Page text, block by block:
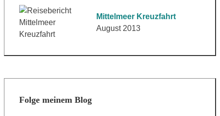
Mittelmeer Kreuzfahrt
August 2013
Folge meinem Blog